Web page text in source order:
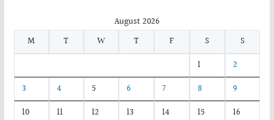
August 2026
M
T W T F S
S
1
2
3
4 5 6 7 8
9
10
11 12 13 14 15
16